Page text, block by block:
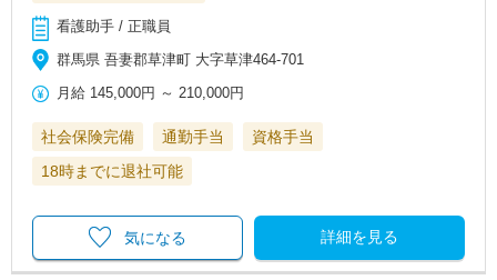
看護助手 / 正職員
群馬県 吾妻郡草津町 大字草津464-701
月給 145,000円 ～210,000円
社会保険完備 通勤手当
資格手当
18時までに退社可能
詳細を見る
気になる